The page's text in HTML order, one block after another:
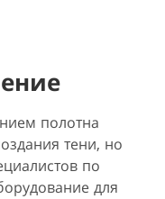
полотна
тени, но
по
для